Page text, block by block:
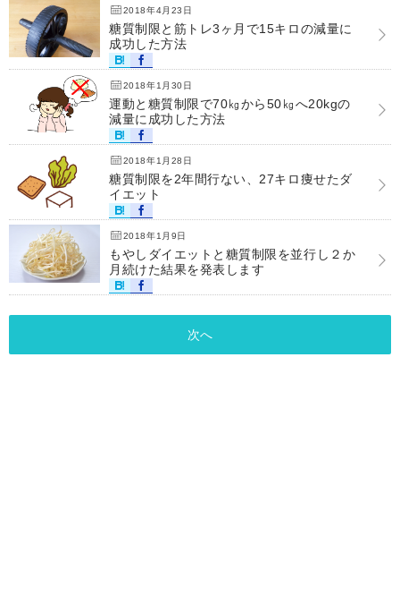
2018年4月23日
糖質制限と筋トレ3ヶ月で15キロの減量に
成功した方法
2018年1月30日
運動と糖質制限で70㎏から50㎏へ20kgの
減量に成功した方法
2018年1月28日
糖質制限を2年間行ない、27キロ痩せたダ
イエット
2018年1月9日
もやしダイエットと糖質制限を並行し２か
月続けた結果を発表します
次へ